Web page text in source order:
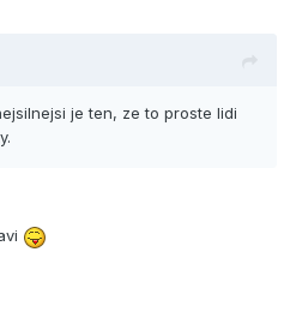
je ten, ze to proste lidi